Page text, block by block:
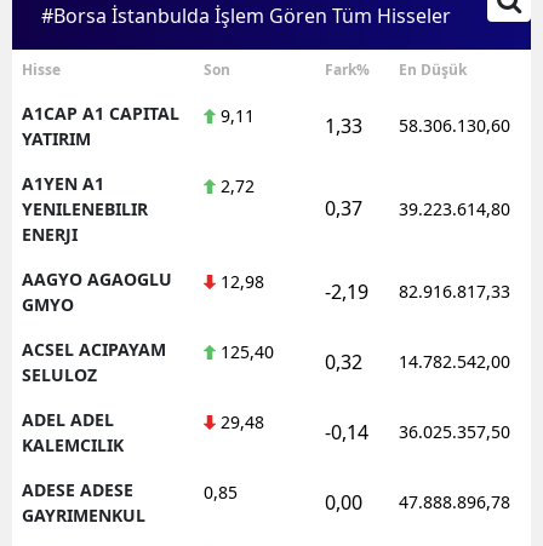
#Borsa İstanbulda İşlem Gören Tüm Hisseler
Hisse Son Fark% En Düşük
A1CAP A1 CAPITAL
YATIRIM
9,11 1,33 58.306.130,60
A1YEN A1
YENILENEBILIR
ENERJI
2,72
0,37 39.223.614,80
AAGYO AGAOGLU
GMYO
12,98 -2,19 82.916.817,33
ACSEL ACIPAYAM
SELULOZ
125,40 0,32 14.782.542,00
ADEL ADEL
KALEMCILIK
29,48 -0,14 36.025.357,50
ADESE ADESE
GAYRIMENKUL
0,85 0,00 47.888.896,78